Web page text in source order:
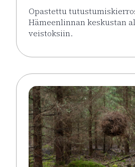
Opastettu
Hämeenlinnan keskustan
veistoksiin.